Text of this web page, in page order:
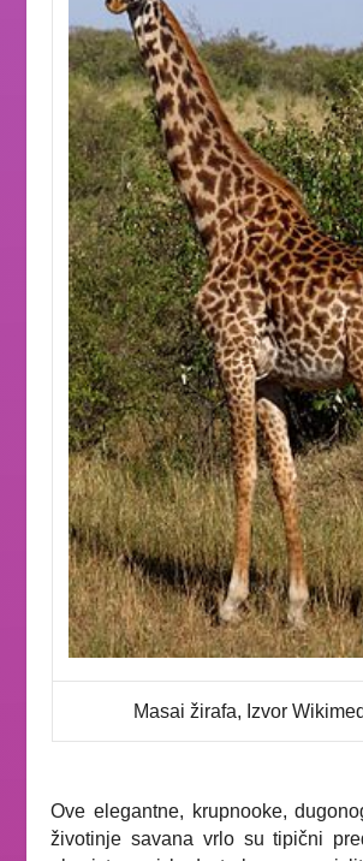
Masai žirafa, Izvor
Ove elegantne, krupnooke,
životinje savana vrlo su tipični